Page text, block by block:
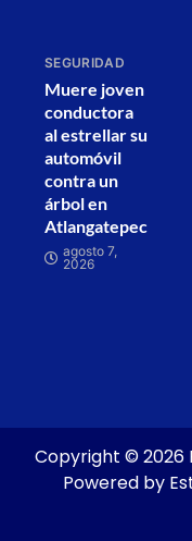
SEGURIDAD
Muere joven
conductora
al estrellar su
automóvil
contra un
árbol en
Atlangatepec
agosto 7,
2026
Copyright © 2026
Powered by